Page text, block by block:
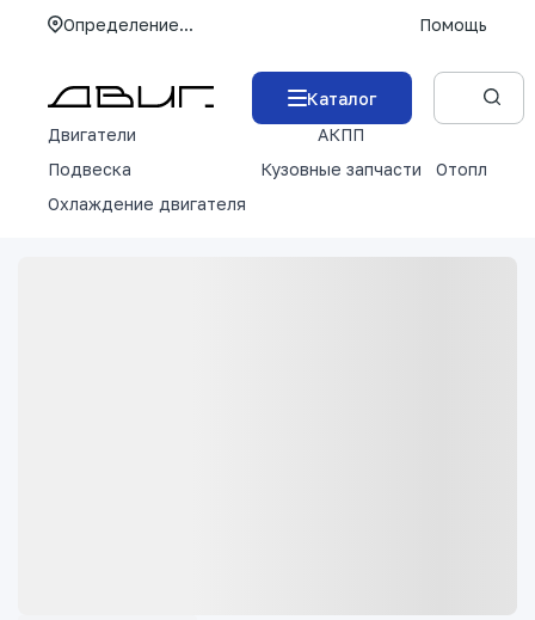
Определение... Помощь
Каталог
Двигатели
АКПП
Подвеска
Кузовные запчасти
Отопление
Охлаждение двигателя